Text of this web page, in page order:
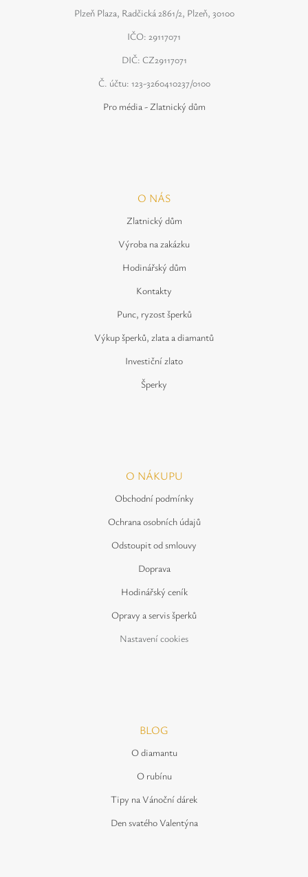
Plzeň Plaza, Radčická 2861/2, Plzeň, 30100
IČO: 29117071
DIČ: CZ29117071
Č. účtu: 123-3260410237/0100
Pro média - Zlatnický dům
O NÁS
Zlatnický dům
Výroba na zakázku
Hodinářský dům
Kontakty
Punc, ryzost šperků
Výkup šperků, zlata a diamantů
Investiční zlato
Šperky
O NÁKUPU
Obchodní podmínky
Ochrana osobních údajů
Odstoupit od smlouvy
Doprava
Hodinářský ceník
Opravy a servis šperků
Nastavení cookies
BLOG
O diamantu
O rubínu
Tipy na Vánoční dárek
Den svatého Valentýna